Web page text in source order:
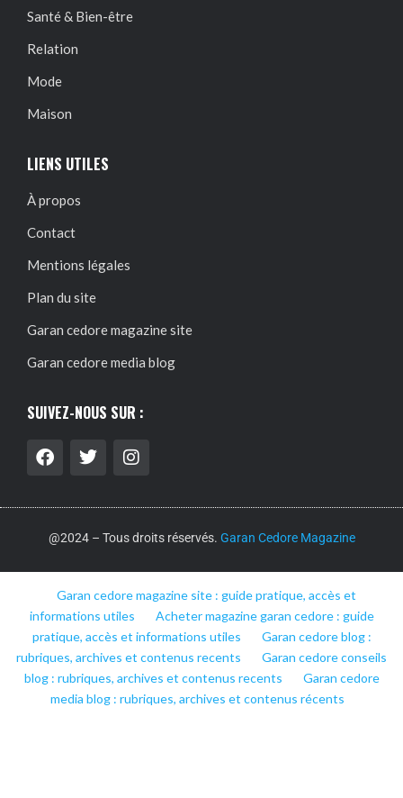
Santé & Bien-être
Relation
Mode
Maison
LIENS UTILES
À propos
Contact
Mentions légales
Plan du site
Garan cedore magazine site
Garan cedore media blog
SUIVEZ-NOUS SUR :
@2024 – Tous droits réservés. Garan Cedore Magazine
Garan cedore magazine site : guide pratique, accès et
informations utiles
Acheter magazine garan cedore : guide
pratique, accès et informations utiles
Garan cedore blog :
rubriques, archives et contenus recents
Garan cedore conseils
blog : rubriques, archives et contenus recents
Garan cedore
media blog : rubriques, archives et contenus récents